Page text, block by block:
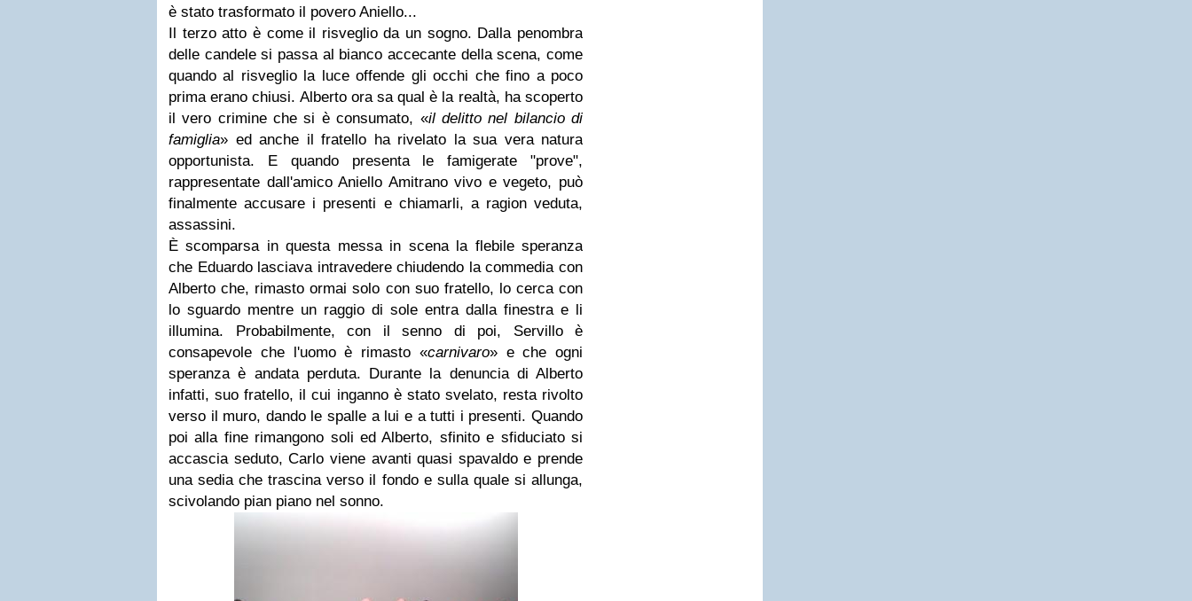
è stato trasformato il povero Aniello...
Il terzo atto è come il risveglio da un sogno. Dalla penombra
delle candele si passa al bianco accecante della scena, come
quando al risveglio la luce offende gli occhi che fino a poco
prima erano chiusi. Alberto ora sa qual è la realtà, ha scoperto
il vero crimine che si è consumato, «il delitto nel bilancio di
famiglia» ed anche il fratello ha rivelato la sua vera natura
opportunista. E quando presenta le famigerate "prove",
rappresentate dall'amico Aniello Amitrano vivo e vegeto, può
finalmente accusare i presenti e chiamarli, a ragion veduta,
assassini.
È scomparsa in questa messa in scena la flebile speranza
che Eduardo lasciava intravedere chiudendo la commedia con
Alberto che, rimasto ormai solo con suo fratello, lo cerca con
lo sguardo mentre un raggio di sole entra dalla finestra e li
illumina. Probabilmente, con il senno di poi, Servillo è
consapevole che l'uomo è rimasto «carnivaro» e che ogni
speranza è andata perduta. Durante la denuncia di Alberto
infatti, suo fratello, il cui inganno è stato svelato, resta rivolto
verso il muro, dando le spalle a lui e a tutti i presenti. Quando
poi alla fine rimangono soli ed Alberto, sfinito e sfiduciato si
accascia seduto, Carlo viene avanti quasi spavaldo e prende
una sedia che trascina verso il fondo e sulla quale si allunga,
scivolando pian piano nel sonno.